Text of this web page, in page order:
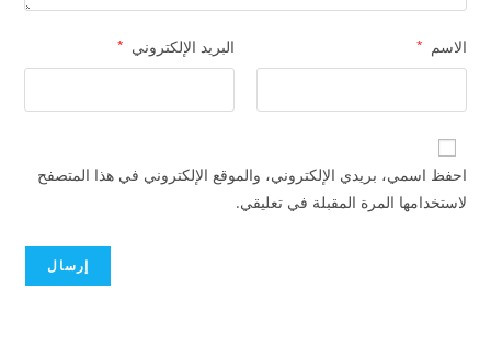
الاسم * البريد الإلكتروني *
احفظ اسمي، بريدي الإلكتروني، والموقع الإلكتروني في هذا المتصفح
لاستخدامها المرة المقبلة في تعليقي.